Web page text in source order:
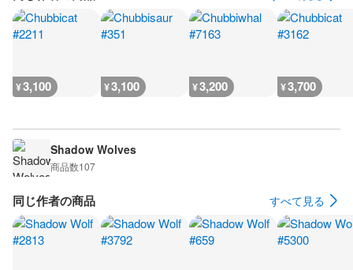
¥3,100 ¥3,100 ¥3,200 ¥3,700
Shadow Wolves
商品数107
同じ作者の商品 すべて見る